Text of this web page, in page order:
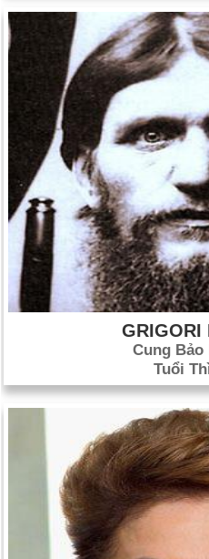
GRIGORI
Cung Bảo
Tuổi